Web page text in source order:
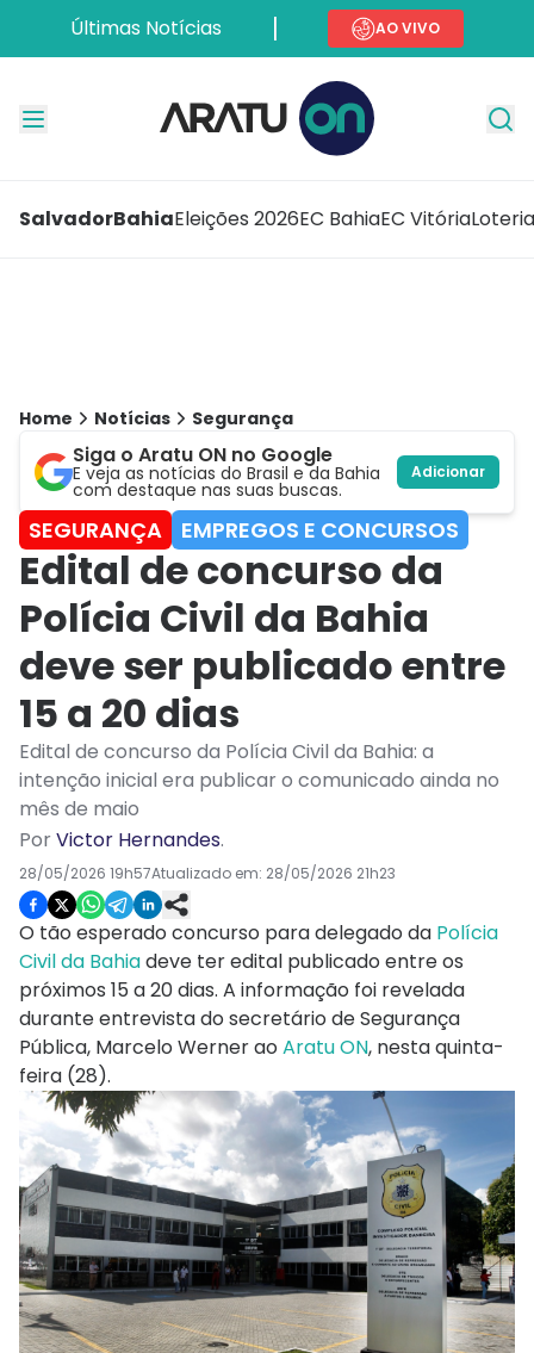
Últimas Notícias AO VIVO
SalvadorBahiaEleições 2026EC BahiaEC Vitória
Home Notícias Segurança
Siga o Aratu ON no Google
E veja as notícias do Brasil e da Bahia
com destaque nas suas buscas.
Adicionar
SEGURANÇA EMPREGOS E CONCURSOS
Edital de concurso da
Polícia Civil da Bahia
deve ser publicado entre
15 a 20 dias
Edital de concurso da Polícia Civil da Bahia: a
intenção inicial era publicar o comunicado ainda no
mês de maio
PorVictor Hernandes.
28/05/2026 19h57Atualizado em: 28/05/2026 21h23
O tão esperado concurso para delegado da Polícia
Civil da Bahiadeve ter edital publicado entre os
próximos 15 a 20 dias. A informação foi revelada
durante entrevista do secretário de Segurança
Pública, Marcelo Werner ao Aratu ON, nesta quinta-
feira (28).